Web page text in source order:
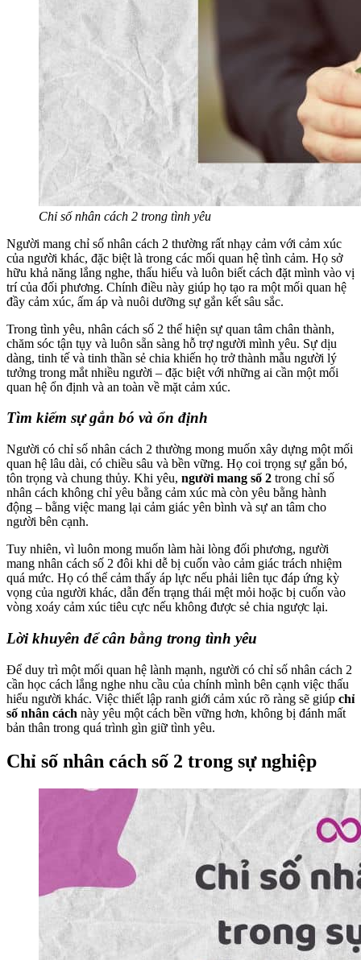
Chỉ số nhân cách 2 trong tình yêu
Người mang chỉ số nhân cách 2 thường rất nhạy cảm với cảm xúc
của người khác, đặc biệt là trong các mối quan hệ tình cảm. Họ sở
hữu khả năng lắng nghe, thấu hiểu và luôn biết cách đặt mình vào vị
trí của đối phương. Chính điều này giúp họ tạo ra một mối quan hệ
đầy cảm xúc, ấm áp và nuôi dưỡng sự gắn kết sâu sắc.
Trong tình yêu, nhân cách số 2 thể hiện sự quan tâm chân thành,
chăm sóc tận tụy và luôn sẵn sàng hỗ trợ người mình yêu. Sự dịu
dàng, tinh tế và tinh thần sẻ chia khiến họ trở thành mẫu người lý
tưởng trong mắt nhiều người – đặc biệt với những ai cần một mối
quan hệ ổn định và an toàn về mặt cảm xúc.
Tìm kiếm sự gắn bó và ổn định
Người có chỉ số nhân cách 2 thường mong muốn xây dựng một mối
quan hệ lâu dài, có chiều sâu và bền vững. Họ coi trọng sự gắn bó,
tôn trọng và chung thủy. Khi yêu, người mang số 2 trong chỉ số
nhân cách không chỉ yêu bằng cảm xúc mà còn yêu bằng hành
động – bằng việc mang lại cảm giác yên bình và sự an tâm cho
người bên cạnh.
Tuy nhiên, vì luôn mong muốn làm hài lòng đối phương, người
mang nhân cách số 2 đôi khi dễ bị cuốn vào cảm giác trách nhiệm
quá mức. Họ có thể cảm thấy áp lực nếu phải liên tục đáp ứng kỳ
vọng của người khác, dẫn đến trạng thái mệt mỏi hoặc bị cuốn vào
vòng xoáy cảm xúc tiêu cực nếu không được sẻ chia ngược lại.
Lời khuyên để cân bằng trong tình yêu
Để duy trì một mối quan hệ lành mạnh, người có chỉ số nhân cách 2
cần học cách lắng nghe nhu cầu của chính mình bên cạnh việc thấu
hiểu người khác. Việc thiết lập ranh giới cảm xúc rõ ràng sẽ giúp chỉ
số nhân cách này yêu một cách bền vững hơn, không bị đánh mất
bản thân trong quá trình gìn giữ tình yêu.
Chỉ số nhân cách số 2 trong sự nghiệp